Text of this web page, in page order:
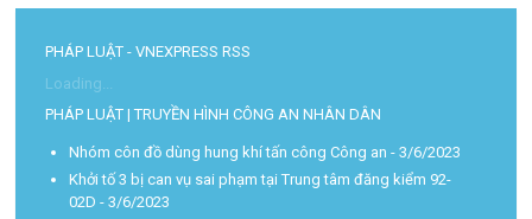
PHÁP LUẬT - VNEXPRESS RSS
Loading...
PHÁP LUẬT | TRUYỀN HÌNH CÔNG AN NHÂN DÂN
Nhóm côn đồ dùng hung khí tấn công Công an - 3/6/2023
Khởi tố 3 bị can vụ sai phạm tại Trung tâm đăng kiểm 92-
02D - 3/6/2023